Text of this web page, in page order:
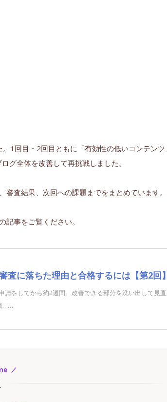
1回目・2回目ともに「有効性の低いコンテンツ
グ全体を改善して再挑戦しました。
査結果、次回への課題までをまとめています。
事をご覧ください。
査に落ちた理由と合格するには【第2回
請をしてから約2週間。改善できる部分を洗い出して見
……